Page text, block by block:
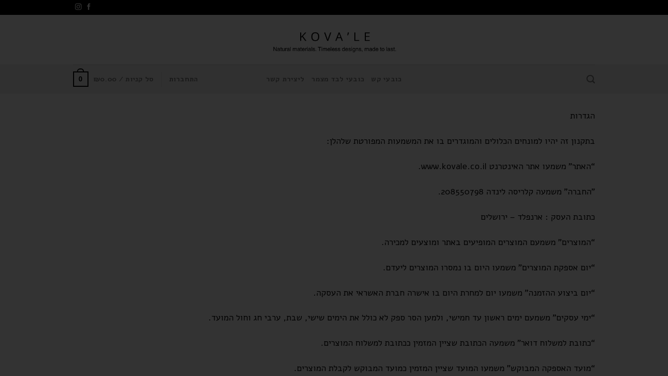
0
הגדרות
בתקנון זה יהיו למונחים הכלולים והמוגדרים בו את המשמעות המפורטת שלהלן:
“האתר” משמעו אתר האינטרנט www.kovale.co.il.
"החברה” משמעה קלריסה לינדה 208550798.
כתובת העסק : ארנפלד – ירושלים
“המוצרים” משמעם המוצרים המופיעים באתר ומוצעים למכירה.
“יום אספקת המוצרים” משמעו היום בו נמסרו המוצרים ליעדם.
“יום ביצוע ההזמנה” משמעו יום למחרת היום בו אישרה חברת האשראי את העסקה.
“ימי עסקים” משמעם ימים ראשון עד חמישי, ולמען הסר ספק לא כולל את הימים שישי, שבת, ערבי חג וחול המועד.
“כתובת למשלוח דואר” משמעה הכתובת שציין המזמין ככתובת למשלוח המוצרים.
“מועד האספקה המבוקש” משמעו המועד שציין המזמין כמועד המבוקש לקבלת המוצרים.